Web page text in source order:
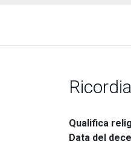
Qualifica
Data del